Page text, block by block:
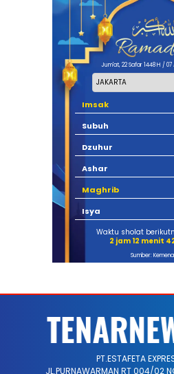
Jum'at, 22 Safar 1448 H / 07
Imsak
Subuh
Dzuhur
Ashar
Maghrib
Isya
Waktu sholat
2 jam 12 menit
Sumber:
PT.ESTAFETA
JL.PURNAWARMAN RT 004/02